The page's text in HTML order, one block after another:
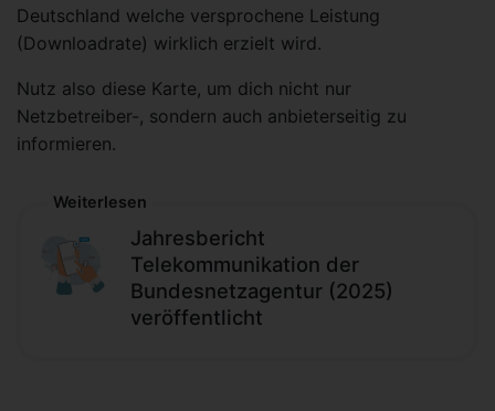
Deutschland welche versprochene Leistung
(Downloadrate) wirklich erzielt wird.
Nutz also diese Karte, um dich nicht nur
Netzbetreiber-, sondern auch anbieterseitig zu
informieren.
Weiterlesen
Jahresbericht
Telekommunikation der
Bundesnetzagentur (2025)
veröffentlicht